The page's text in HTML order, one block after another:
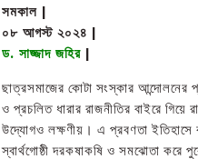
সমকাল |
০৮ আগস্ট ২০২৪ |
ড. সাজ্জাদ জহির|
ছাত্রসমাজের কোটা সংস্কার
ও প্রচলিত ধারার রাজনীতির বাইরে গিয়ে
উদ্যোগও লক্ষণীয়। এ প্রবণতা ইতিহাসে
স্বার্থগোষ্ঠী দরকষাকষি ও সমঝোতা করে